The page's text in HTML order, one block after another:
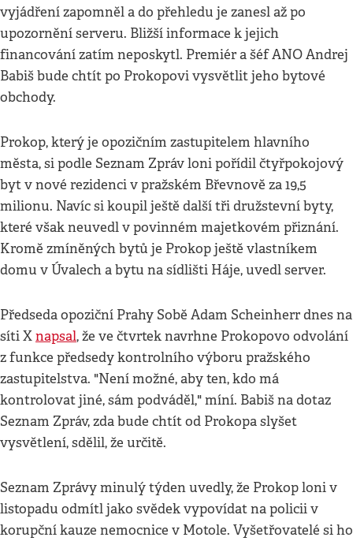
vyjádření zapomněl a do přehledu je zanesl až po
upozornění serveru. Bližší informace k jejich
financování zatím neposkytl. Premiér a šéf ANO Andrej
Babiš bude chtít po Prokopovi vysvětlit jeho bytové
obchody.
Prokop, který je opozičním zastupitelem hlavního
města, si podle Seznam Zpráv loni pořídil čtyřpokojový
byt v nové rezidenci v pražském Břevnově za 19,5
milionu. Navíc si koupil ještě další tři družstevní byty,
které však neuvedl v povinném majetkovém přiznání.
Kromě zmíněných bytů je Prokop ještě vlastníkem
domu v Úvalech a bytu na sídlišti Háje, uvedl server.
Předseda opoziční Prahy Sobě Adam Scheinherr dnes na
síti Xnapsal, že ve čtvrtek navrhne Prokopovo odvolání
z funkce předsedy kontrolního výboru pražského
zastupitelstva. "Není možné, aby ten, kdo má
kontrolovat jiné, sám podváděl," míní. Babiš na dotaz
Seznam Zpráv, zda bude chtít od Prokopa slyšet
vysvětlení, sdělil, že určitě.
Seznam Zprávy minulý týden uvedly, že Prokop loni v
listopadu odmítl jako svědek vypovídat na policii v
korupční kauze nemocnice v Motole. Vyšetřovatelé si ho